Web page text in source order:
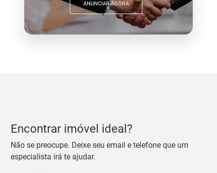
ANUNCIAR AGORA
Encontrar imóvel ideal?
Não se preocupe. Deixe seu email e telefone que um
especialista irá te ajudar.